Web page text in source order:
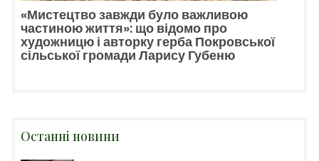
«Мистецтво завжди було важливою
частиною життя»: що відомо про
художницю і авторку герба Покровської
сільської громади Ларису Губеню
Останні новини